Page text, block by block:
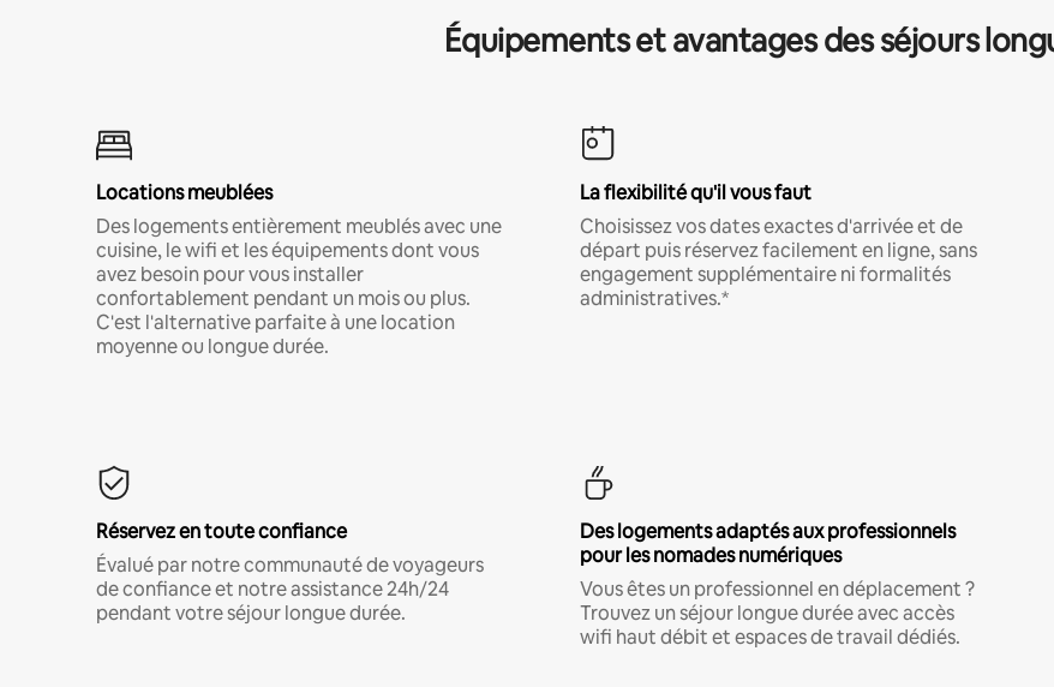
Équipements et avantages des séjours
Locations meublées
Des logements entièrement meublés avec une
cuisine, le wifi et les équipements dont vous
avez besoin pour vous installer
confortablement pendant un mois ou plus.
C'est l'alternative parfaite à une location
moyenne ou longue durée.
La flexibilité qu'il vous faut
Choisissez vos dates exactes d'arrivée et de
départ puis réservez facilement en ligne, sans
engagement supplémentaire ni formalités
administratives.*
Réservez en toute confiance
Évalué par notre communauté de voyageurs
de confiance et notre assistance 24h/24
pendant votre séjour longue durée.
Des logements adaptés aux professionnels
pour les nomades numériques
Vous êtes un professionnel en déplacement ?
Trouvez un séjour longue durée avec accès
wifi haut débit et espaces de travail dédiés.